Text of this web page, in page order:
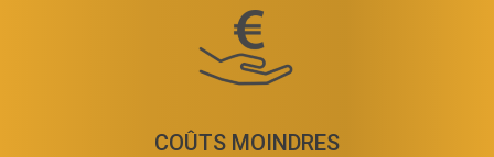
COÛTS MOINDRES